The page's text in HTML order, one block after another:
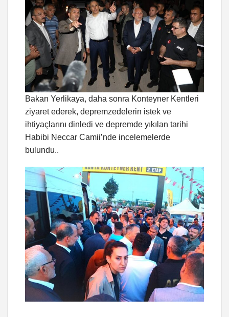
Bakan Yerlikaya, daha sonra Konteyner Kentleri
ziyaret ederek, depremzedelerin istek ve
ihtiyaçlarını dinledi ve depremde yıkılan tarihi
Habibi Neccar Camii’nde incelemelerde
bulundu..